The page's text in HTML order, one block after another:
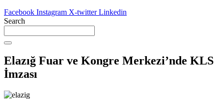
Facebook Instagram X-twitter Linkedin
Search
Elazığ Fuar ve Kongre Merkezi’nde KLS
İmzası